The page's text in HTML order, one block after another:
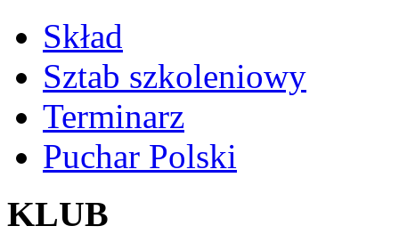
Skład
Sztab szkoleniowy
Terminarz
Puchar Polski
KLUB